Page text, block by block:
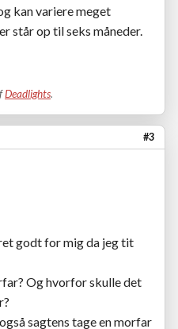
kan variere meget
står op til seks måneder.
Deadlights.
#3
godt for mig da jeg tit
Og hvorfor skulle det
sagtens tage en morfar